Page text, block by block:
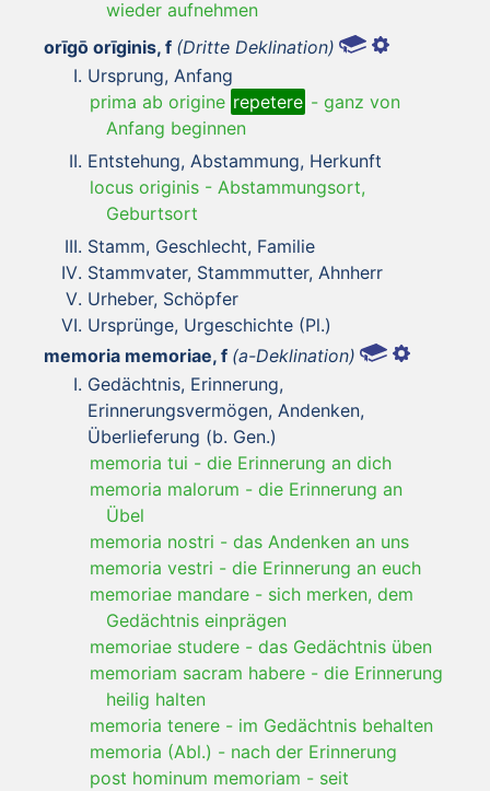
wieder aufnehmen
orīgō orīginis, f (Dritte Deklination)
Ursprung, Anfang
prima ab origine repetere - ganz von
Anfang beginnen
Entstehung, Abstammung, Herkunft
locus originis - Abstammungsort,
Geburtsort
Stamm, Geschlecht, Familie
Stammvater, Stammmutter, Ahnherr
Urheber, Schöpfer
Ursprünge, Urgeschichte (Pl.)
memoria memoriae, f (a-Deklination)
Gedächtnis, Erinnerung,
Erinnerungsvermögen, Andenken,
Überlieferung (b. Gen.)
memoria tui - die Erinnerung an dich
memoria malorum - die Erinnerung an
Übel
memoria nostri - das Andenken an uns
memoria vestri - die Erinnerung an euch
memoriae mandare - sich merken, dem
Gedächtnis einprägen
memoriae studere - das Gedächtnis üben
memoriam sacram habere - die Erinnerung
heilig halten
memoria tenere - im Gedächtnis behalten
memoria (Abl.) - nach der Erinnerung
post hominum memoriam - seit